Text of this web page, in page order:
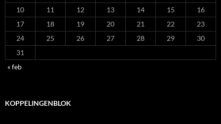
10
11 12 13 14 15
16
17
18 19 20 21 22
23
24
25 26 27 28 29
30
31
« feb
KOPPELINGENBLOK